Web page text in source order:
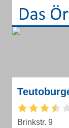
Brinkstr. 9